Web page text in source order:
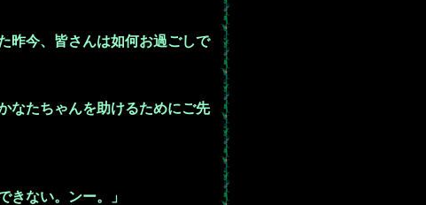
昨今、皆さんは如何お過ごしで
なたちゃんを助けるためにご先
ない。ンー。」